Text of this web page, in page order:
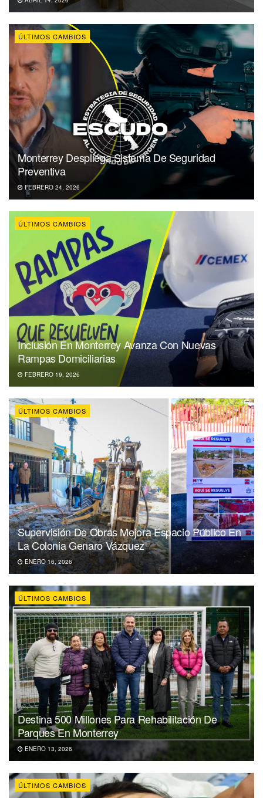
ÚLTIMOS CAMBIOS
Monterrey Despliega Sistema De Seguridad
Preventiva
FEBRERO 24, 2026
ÚLTIMOS CAMBIOS
Inclusión En Monterrey Avanza Con Nuevas
Rampas Domiciliarias
FEBRERO 19, 2026
ÚLTIMOS CAMBIOS
Supervisión De Obras Mejora Espacio Público En
La Colonia Genaro Vázquez
ENERO 16, 2026
ÚLTIMOS CAMBIOS
Destina 500 Millones Para Rehabilitación De
Parques En Monterrey
ENERO 13, 2026
ÚLTIMOS CAMBIOS